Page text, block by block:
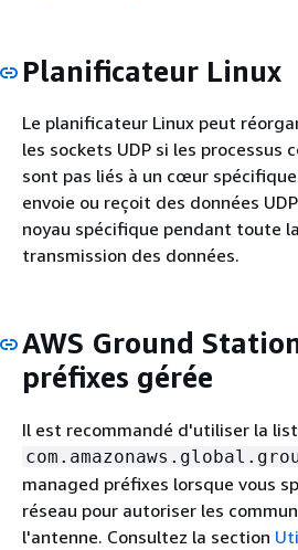
Planificateur Linux
Le planificateur Linux peut
les sockets UDP si les processus
sont pas liés à un cœur
envoie ou reçoit des données
noyau spécifique pendant toute
transmission des données.
AWS Ground
préfixes gérée
Il est recommandé d'utiliser la
managed préfixes lorsque vous
réseau pour autoriser les
l'antenne. Consultez la section